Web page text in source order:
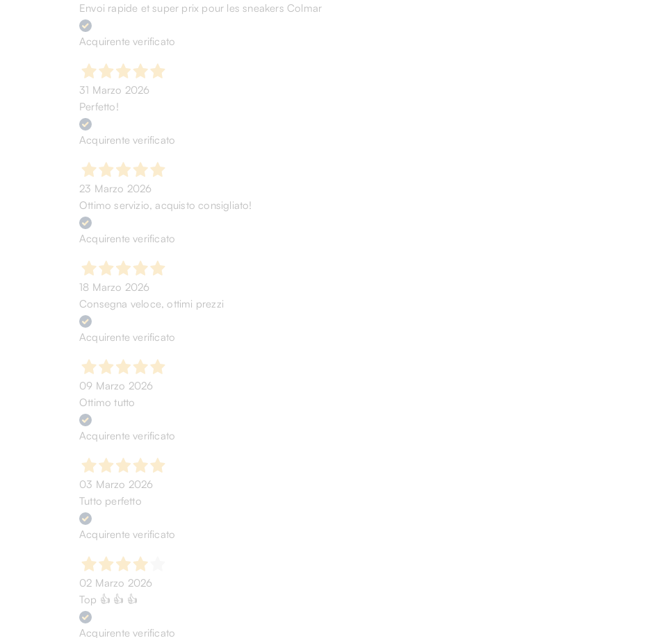
Envoi rapide et super prix pour les sneakers Colmar
Acquirente verificato
31 Marzo 2026
Perfetto!
Acquirente verificato
23 Marzo 2026
Ottimo servizio, acquisto consigliato!
Acquirente verificato
18 Marzo 2026
Consegna veloce, ottimi prezzi
Acquirente verificato
09 Marzo 2026
Ottimo tutto
Acquirente verificato
03 Marzo 2026
Tutto perfetto
Acquirente verificato
02 Marzo 2026
Top 👍 👍 👍
Acquirente verificato